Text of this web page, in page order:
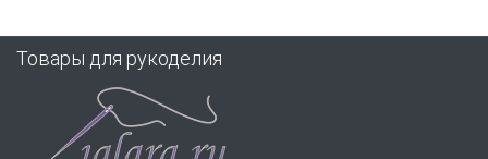
Товары для рукоделия